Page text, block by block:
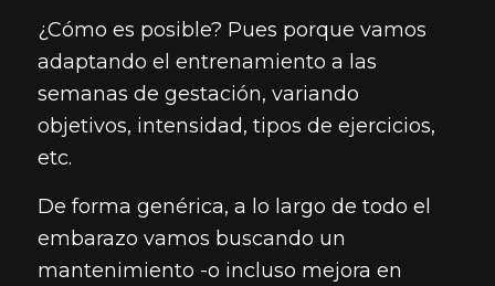
¿Cómo es posible? Pues porque vamos
adaptando el entrenamiento a las
semanas de gestación, variando
objetivos, intensidad, tipos de ejercicios,
etc.
De forma genérica, a lo largo de todo el
embarazo vamos buscando un
mantenimiento -o incluso mejora en